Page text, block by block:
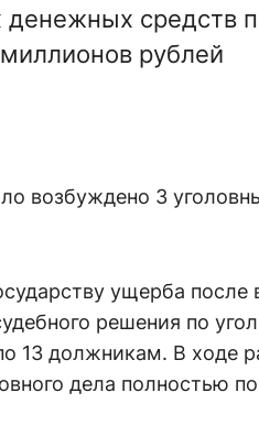
средств
рублей
возбуждено 3
ущерба после
решения по
13 должникам. В ходе
дела полностью